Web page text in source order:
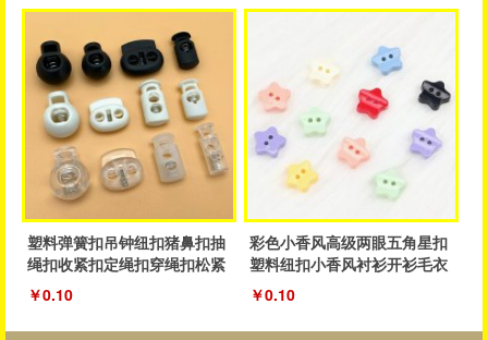
塑料弹簧扣吊钟纽扣猪鼻扣抽
绳扣收紧扣定绳扣穿绳扣松紧
抽绳扣子
￥0.10
彩色小香风高级两眼五角星扣
塑料纽扣小香风衬衫开衫毛衣
纽扣厂家
￥0.10